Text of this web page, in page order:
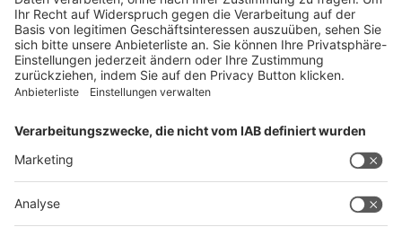
WEITERES AUS DEM VERLAG
Reisemobil International
SERVICE